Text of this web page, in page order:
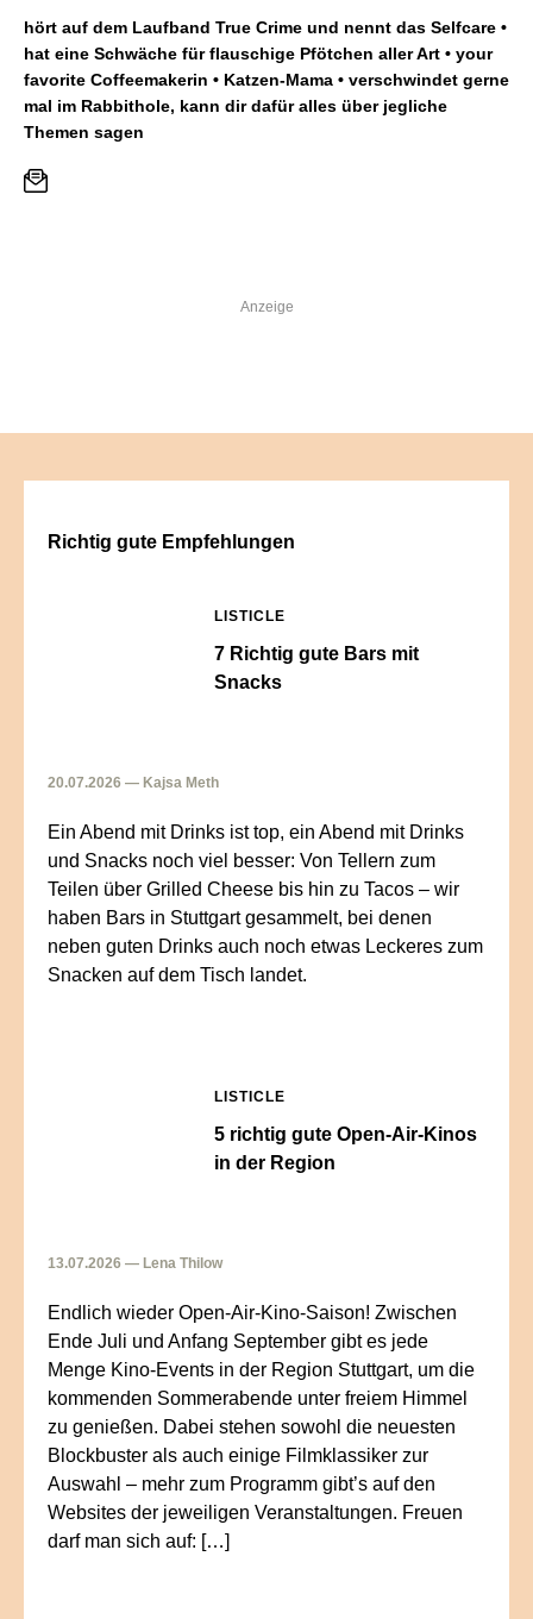
hört auf dem Laufband True Crime und nennt das Selfcare •
hat eine Schwäche für flauschige Pfötchen aller Art • your
favorite Coffeemakerin • Katzen-Mama • verschwindet gerne
mal im Rabbithole, kann dir dafür alles über jegliche
Themen sagen
Anzeige
Richtig gute Empfehlungen
LISTICLE
7 Richtig gute Bars mit
Snacks
20.07.2026 — Kajsa Meth
Ein Abend mit Drinks ist top, ein Abend mit Drinks
und Snacks noch viel besser: Von Tellern zum
Teilen über Grilled Cheese bis hin zu Tacos – wir
haben Bars in Stuttgart gesammelt, bei denen
neben guten Drinks auch noch etwas Leckeres zum
Snacken auf dem Tisch landet.
LISTICLE
5 richtig gute Open-Air-Kinos
in der Region
13.07.2026 — Lena Thilow
Endlich wieder Open-Air-Kino-Saison! Zwischen
Ende Juli und Anfang September gibt es jede
Menge Kino-Events in der Region Stuttgart, um die
kommenden Sommerabende unter freiem Himmel
zu genießen. Dabei stehen sowohl die neuesten
Blockbuster als auch einige Filmklassiker zur
Auswahl – mehr zum Programm gibt’s auf den
Websites der jeweiligen Veranstaltungen. Freuen
darf man sich auf: […]